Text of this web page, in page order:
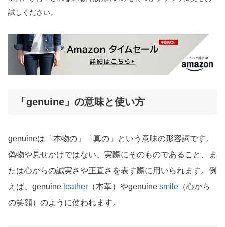
試しください。
「genuine」の意味と使い方
genuineは「本物の」「真の」という意味の形容詞です。
偽物や見せかけではない、実際にそのものであること、ま
たは心からの誠実さや正直さを表す際に用いられます。例
えば、genuine leather （本革）やgenuine smile （心から
の笑顔）のように使われます。